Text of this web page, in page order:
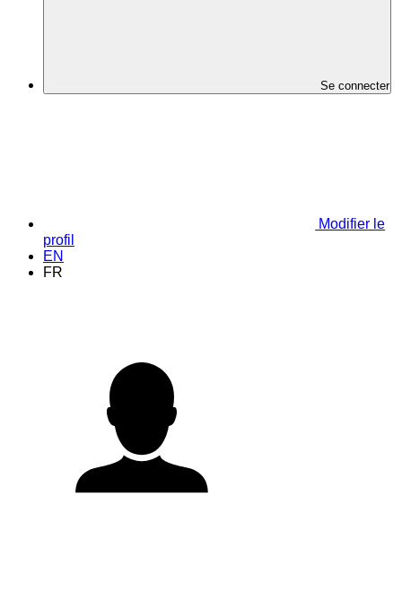
Se connecter
Modifier le
profil
EN
FR